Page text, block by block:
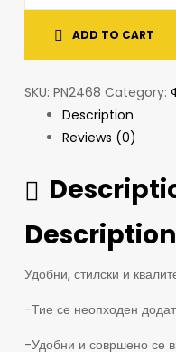
ADD TO CART
SKU: PN2468 Category:
Description
Reviews (0)
Description
Удобни, стилски и
-Тие се неопходен
-Удобни и совршено се